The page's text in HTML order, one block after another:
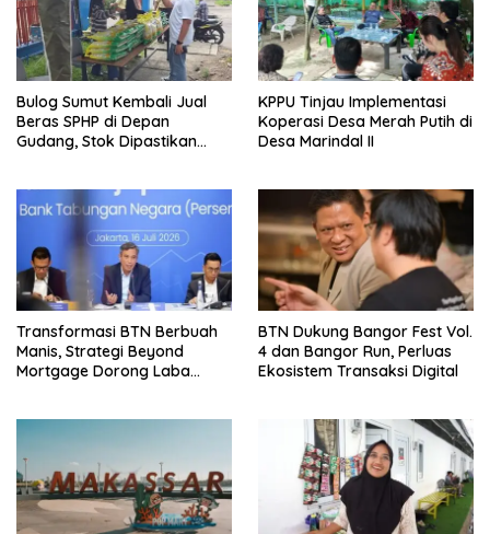
Bulog Sumut Kembali Jual
Beras SPHP di Depan
Gudang, Stok Dipastikan
KPPU Tinjau Implementasi
Koperasi Desa Merah Putih di
Desa Marindal II
Transformasi BTN Berbuah
Manis, Strategi Beyond
Mortgage Dorong Laba
BTN Dukung Bangor Fest Vol.
4 dan Bangor Run, Perluas
Ekosistem Transaksi Digital